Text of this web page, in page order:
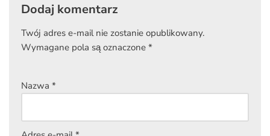
Dodaj komentarz
Twój adres e-mail nie zostanie opublikowany.
Wymagane pola są oznaczone *
Nazwa *